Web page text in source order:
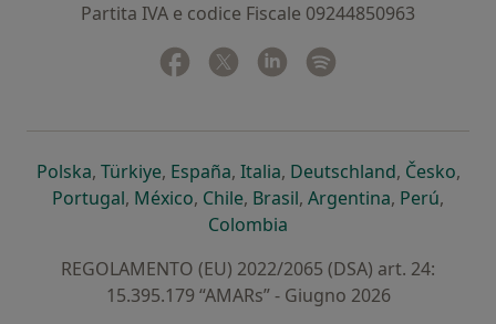
Partita IVA e codice Fiscale 09244850963
Facebook
si apre in una nuova scheda
Twitter
si apre in una nuova scheda
Linkedin
si apre in una nuova
Polskasi apre in una nuova scheda
, Türkiyesi apre in una nuova scheda
, Españasi apre in una nuova scheda
, Italiasi apre in una nuova
, Deutschlandsi apre in
, Českosi
,
Portugalsi apre in una nuova scheda
, Méxicosi apre in una nuova scheda
, Chilesi apre in una nuova scheda
, Brasilsi apre in una nuova
, Argentinasi apre in
, Perúsi
,
Colombia
REGOLAMENTO (EU) 2022/2065 (DSA) art. 24:
15.395.179 “AMARs” - Giugno 2026